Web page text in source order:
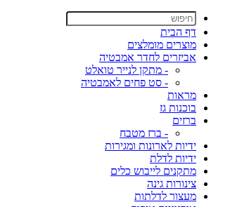
דף הבית
מוצרים מומלצים
אביזרים לחדר אמבטיה
- מתקן לנייר טואלט
- סט פחים לאמבטיה
מראות
בוכנות גז
ברזים
- ברז מטבח
ידיות לארונות ומגירות
ידיות לדלת
מתקנים לייבוש כלים
צינורות גינה
מעצור לדלתות